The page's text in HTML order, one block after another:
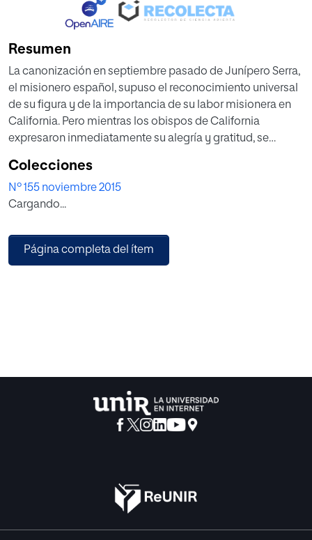
Resumen
La canonización en septiembre pasado de Junípero Serra,
el misionero español, supuso el reconocimiento universal
de su figura y de la importancia de su labor misionera en
California. Pero mientras los obispos de California
expresaron inmediatamente su alegría y gratitud, se
persona que según ellos había sido «un conquistador,
invasor y criminal». En este artículo se repasan las
contribuciones del misionero franciscano e intentan
Colecciones
Nº 155 noviembre 2015
Cargando...
Página completa del ítem